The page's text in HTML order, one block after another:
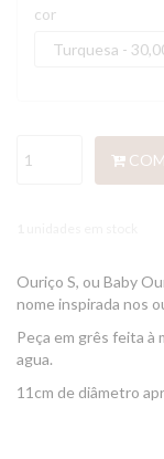
cor
Ouriço S, ou Baby
nome inspirada nos
Peça em grês feita
agua.
11cm de diâmetro